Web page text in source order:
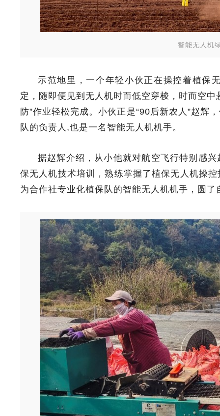
智能无人机
示范地里，一个年轻小伙正在操控着植保
定，随即便见到无人机时而低空穿梭，时而空
防”作业轻松完成。小伙正是“90后新农人”赵辉
队的负责人,也是一名智能无人机机手。
据赵辉介绍，从小他就对航空飞行特别感
保无人机技术培训，熟练掌握了植保无人机操
为合作社专业化植保队的智能无人机机手，圆了